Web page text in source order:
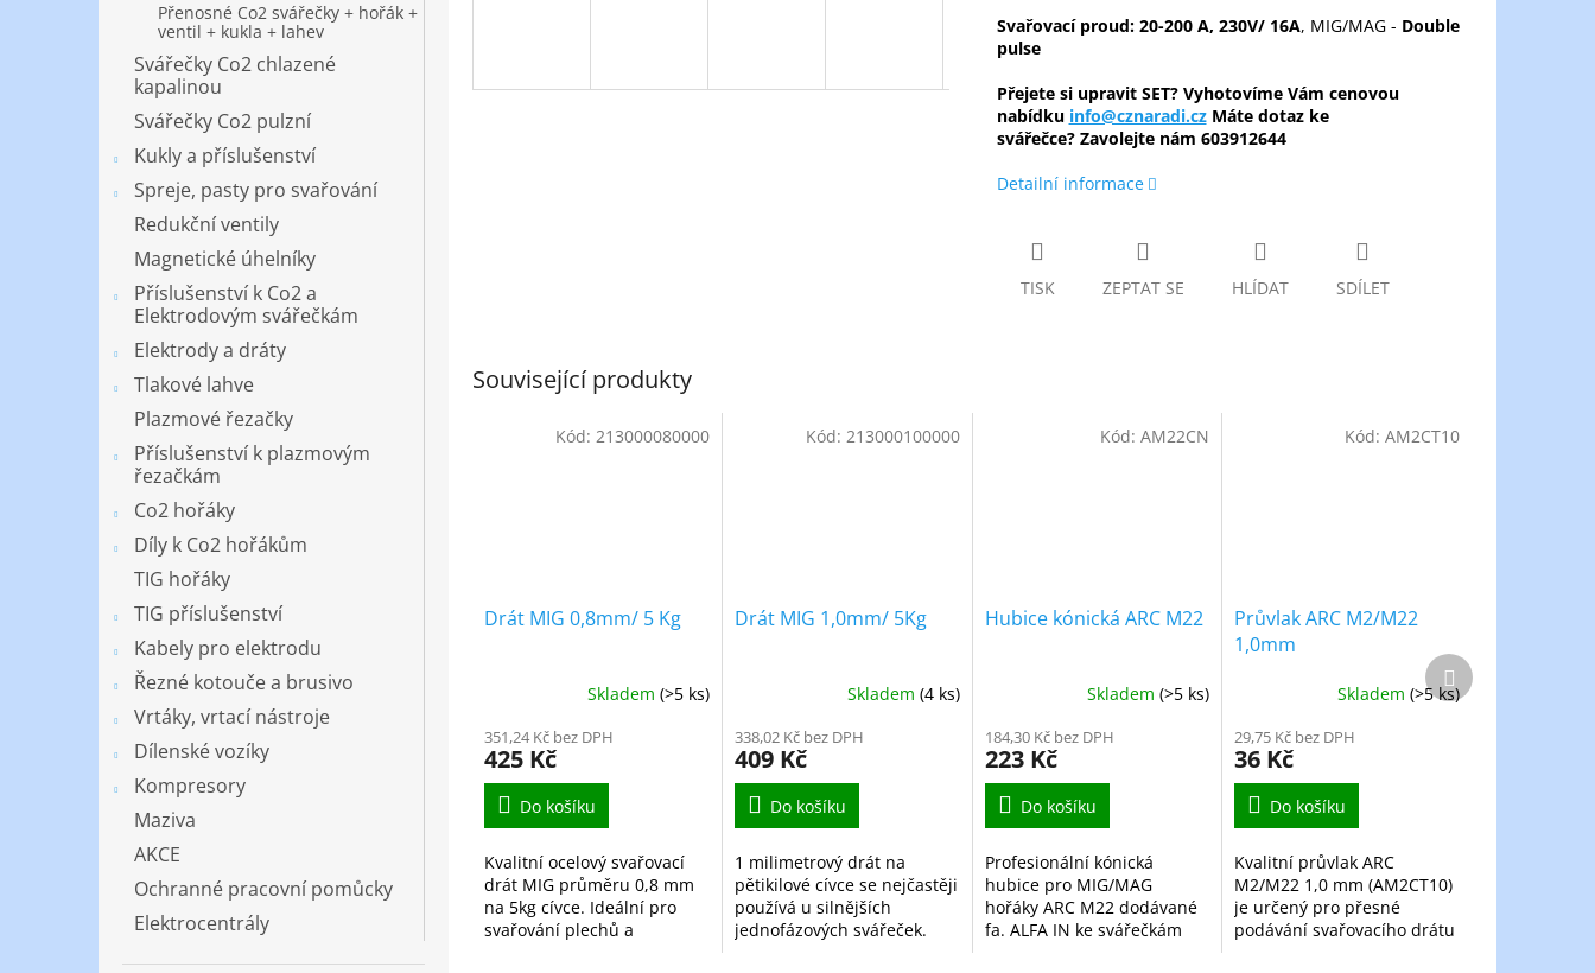
Přenosné Co2 svářečky + hořák +
ventil + kukla + lahev
Svářečky Co2 chlazené
kapalinou
Svářečky Co2 pulzní
Kukly a příslušenství
Spreje, pasty pro svařování
Redukční ventily
Magnetické úhelníky
Příslušenství k Co2 a
Elektrodovým svářečkám
Elektrody a dráty
Tlakové lahve
Plazmové řezačky
Příslušenství k plazmovým
řezačkám
Co2 hořáky
Díly k Co2 hořákům
TIG hořáky
TIG příslušenství
Kabely pro elektrodu
Řezné kotouče a brusivo
Vrtáky, vrtací nástroje
Dílenské vozíky
Kompresory
Maziva
AKCE
Ochranné pracovní pomůcky
Elektrocentrály
Svařovací proud: 20-200 A, 230V/ 16A, MIG/MAG - Double
pulse
Přejete si upravit SET? Vyhotovíme Vám cenovou
nabídku info@cznaradi.czMáte dotaz ke
svářečce? Zavolejte nám 603912644
Detailní informace
TISK ZEPTAT SE HLÍDAT SDÍLET
Související produkty
Drát MIG 0,8mm/ 5 Kg
Skladem (>5 ks)
351,24 Kč bez DPH
425 Kč
Do košíku
Kvalitní ocelový svařovací
drát MIG průměru 0,8 mm
na 5kg cívce. Ideální pro
svařování plechů a
Kód: 213000080000
Drát MIG 1,0mm/ 5Kg
Skladem (4 ks)
338,02 Kč bez DPH
409 Kč
Do košíku
1 milimetrový drát na
pětikilové cívce se nejčastěji
používá u silnějších
jednofázových svářeček.
Kód: 213000100000
Hubice kónická ARC M22
Skladem(>5 ks)
184,30 Kč bez DPH
223 Kč
Do košíku
Profesionální kónická
hubice pro MIG/MAG
hořáky ARC M22 dodávané
fa. ALFA IN ke svářečkám
Kód:AM22CN
Průvlak ARC M2/M22
1,0mm
Skladem (>5 ks)
29,75 Kč bez DPH
36 Kč
Do košíku
Kvalitní průvlak ARC
M2/M22 1,0 mm (AM2CT10)
je určený pro přesné
podávání svařovacího drátu
Kód: AM2CT10
Další
produkt